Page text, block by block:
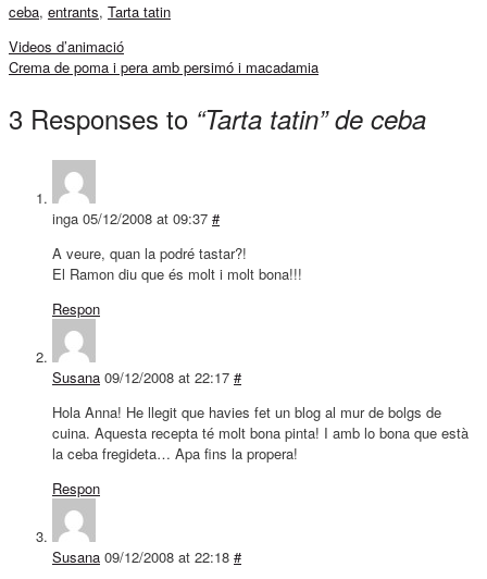
ceba, entrants, Tarta tatin
Videos d’animació
Crema de poma i pera amb persimó i macadamia
3 Responses to “Tarta tatin” de ceba
inga 05/12/2008 at 09:37 #
A veure, quan la podré tastar?!
El Ramon diu que és molt i molt bona!!!
Respon
Susana 09/12/2008 at 22:17 #
Hola Anna! He llegit que havies fet un blog al mur de bolgs de
cuina. Aquesta recepta té molt bona pinta! I amb lo bona que està
la ceba fregideta… Apa fins la propera!
Respon
Susana 09/12/2008 at 22:18 #